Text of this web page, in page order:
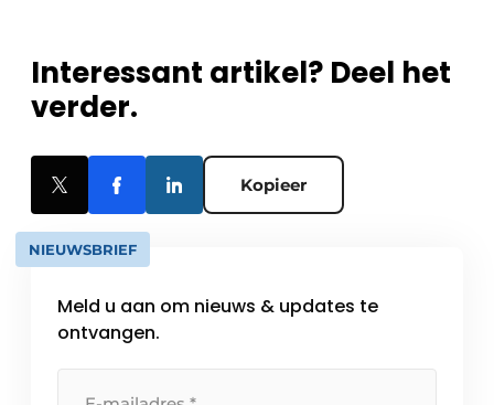
Interessant artikel? Deel het
verder.
Kopieer
NIEUWSBRIEF
Meld u aan om nieuws & updates te
ontvangen.